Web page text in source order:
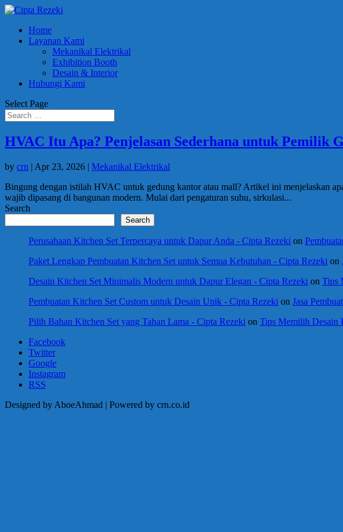
Home
Layanan Kami
Mekanikal Elektrikal
Exhibition Booth
Desain & Interior
Hubungi Kami
Select Page
HVAC Itu Apa? Penjelasan Sederhana untuk Pemilik
by crn | Apr 23, 2026 | Mekanikal Elektrikal
Bingung dengan istilah HVAC untuk gedung kantor atau mall? Artikel ini menjelaskan
wajib dipasang di bangunan modern. Mulai dari pengaturan suhu, sirkulasi...
Search
Search
Perusahaan Kitchen Set Terpercaya untuk Dapur Anda - Cipta Rezeki on
Paket Lengkap Pembuatan Kitchen Set untuk Semua Kebutuhan - Cipta Rezeki on
Desain Kitchen Set Minimalis Modern untuk Dapur Elegan - Cipta Rezeki on Tips
Pembuatan Kitchen Set Custom untuk Desain Unik - Cipta Rezeki on Jasa
Pilih Bahan Kitchen Set yang Tahan Lama - Cipta Rezeki on Tips Memilih Desain
Facebook
Twitter
Google
Instagram
RSS
Designed by AboeAhmad | Powered by crn.co.id